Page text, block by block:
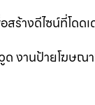
สร้างดีไซน์ที่โดด
ด งานป้ายโฆษ